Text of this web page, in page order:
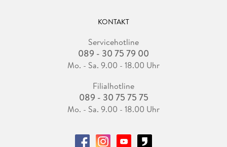
KONTAKT
Servicehotline
089 - 30 75 79 00
Mo. - Sa. 9.00 - 18.00 Uhr
Filialhotline
089 - 30 75 75 75
Mo. - Sa. 9.00 - 18.00 Uhr